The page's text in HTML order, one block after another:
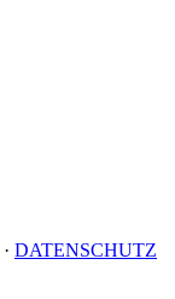
· DATENSCHUTZ